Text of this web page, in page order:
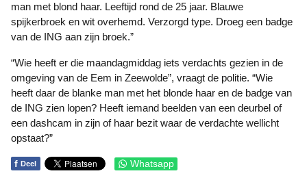
man met blond haar. Leeftijd rond de 25 jaar. Blauwe
spijkerbroek en wit overhemd. Verzorgd type. Droeg een badge
van de ING aan zijn broek.”
“Wie heeft er die maandagmiddag iets verdachts gezien in de
omgeving van de Eem in Zeewolde”, vraagt de politie. “Wie
heeft daar de blanke man met het blonde haar en de badge van
de ING zien lopen? Heeft iemand beelden van een deurbel of
een dashcam in zijn of haar bezit waar de verdachte wellicht
opstaat?”
f Deel Whatsapp